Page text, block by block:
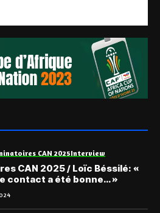
CAN 2025Interview
CAN 2025 / Loïc Béssilé: «
contact a été bonne… »